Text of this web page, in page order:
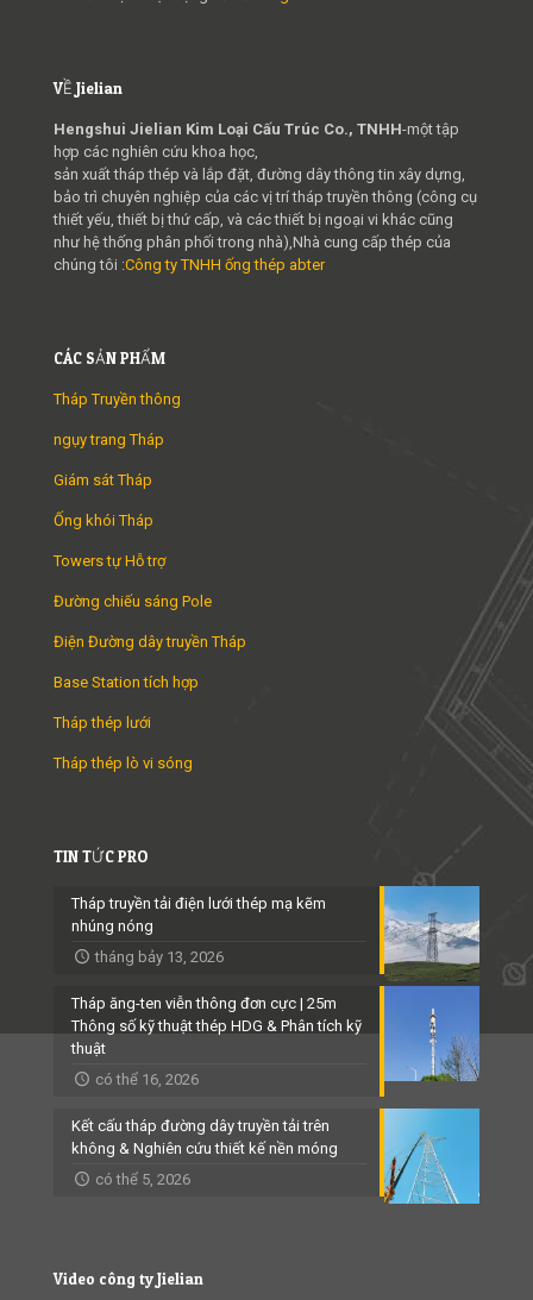
VỀ Jielian
Hengshui Jielian Kim Loại Cấu Trúc Co., TNHH-một tập
hợp các nghiên cứu khoa học,
sản xuất tháp thép và lắp đặt, đường dây thông tin xây dựng,
bảo trì chuyên nghiệp của các vị trí tháp truyền thông (công cụ
thiết yếu, thiết bị thứ cấp, và các thiết bị ngoại vi khác cũng
như hệ thống phân phối trong nhà),Nhà cung cấp thép của
chúng tôi :Công ty TNHH ống thép abter
CÁC SẢN PHẨM
Tháp Truyền thông
ngụy trang Tháp
Giám sát Tháp
Ống khói Tháp
Towers tự Hỗ trợ
Đường chiếu sáng Pole
Điện Đường dây truyền Tháp
Base Station tích hợp
Tháp thép lưới
Tháp thép lò vi sóng
TIN TỨC PRO
Tháp truyền tải điện lưới thép mạ kẽm
nhúng nóng
tháng bảy 13, 2026
Tháp ăng-ten viễn thông đơn cực | 25m
Thông số kỹ thuật thép HDG & Phân tích kỹ
thuật
có thể 16, 2026
Kết cấu tháp đường dây truyền tải trên
không & Nghiên cứu thiết kế nền móng
có thể 5, 2026
Video công ty Jielian